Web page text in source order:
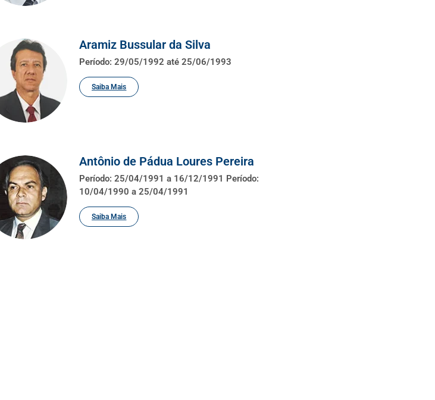
Aramiz Bussular da Silva
Período: 29/05/1992 até 25/06/1993
Saiba Mais
Antônio de Pádua Loures Pereira
Período: 25/04/1991 a 16/12/1991 Período:
10/04/1990 a 25/04/1991
Saiba Mais